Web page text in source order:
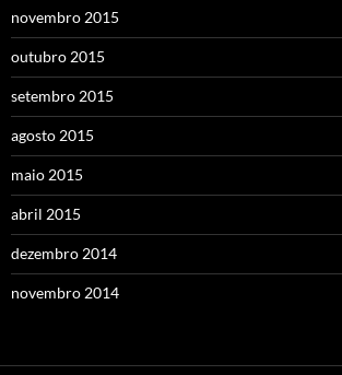
novembro 2015
outubro 2015
setembro 2015
agosto 2015
maio 2015
abril 2015
dezembro 2014
novembro 2014